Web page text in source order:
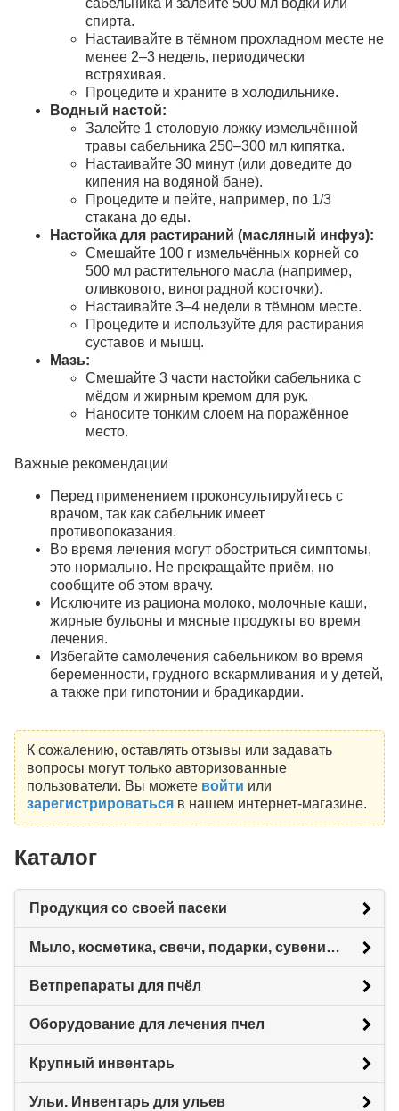
спирта.
Настаивайте в тёмном прохладном месте не
менее 2–3 недель, периодически
встряхивая.
Процедите и храните в холодильнике.
Водный настой:
Залейте 1 столовую ложку измельчённой
травы сабельника 250–300 мл кипятка.
Настаивайте 30 минут (или доведите до
кипения на водяной бане).
Процедите и пейте, например, по 1/3
стакана до еды.
Настойка для растираний (масляный инфуз):
Смешайте 100 г измельчённых корней со
500 мл растительного масла (например,
оливкового, виноградной косточки).
Настаивайте 3–4 недели в тёмном месте.
Процедите и используйте для растирания
суставов и мышц.
Мазь:
Смешайте 3 части настойки сабельника с
мёдом и жирным кремом для рук.
Наносите тонким слоем на поражённое
место.
Важные рекомендации
Перед применением проконсультируйтесь с
врачом, так как сабельник имеет
противопоказания.
Во время лечения могут обостриться симптомы,
это нормально. Не прекращайте приём, но
сообщите об этом врачу.
Исключите из рациона молоко, молочные каши,
жирные бульоны и мясные продукты во время
лечения.
Избегайте самолечения сабельником во время
беременности, грудного вскармливания и у детей,
а также при гипотонии и брадикардии.
К сожалению, оставлять отзывы или задавать
вопросы могут только авторизованные
пользователи. Вы можете войти или
зарегистрироватьсяв нашем интернет-магазине.
Каталог
Продукция со своей пасеки
Мыло, косметика, свечи, подарки, сувениры.
Ветпрепараты для пчёл
Оборудование для лечения пчел
Крупный инвентарь
Ульи. Инвентарь для ульев